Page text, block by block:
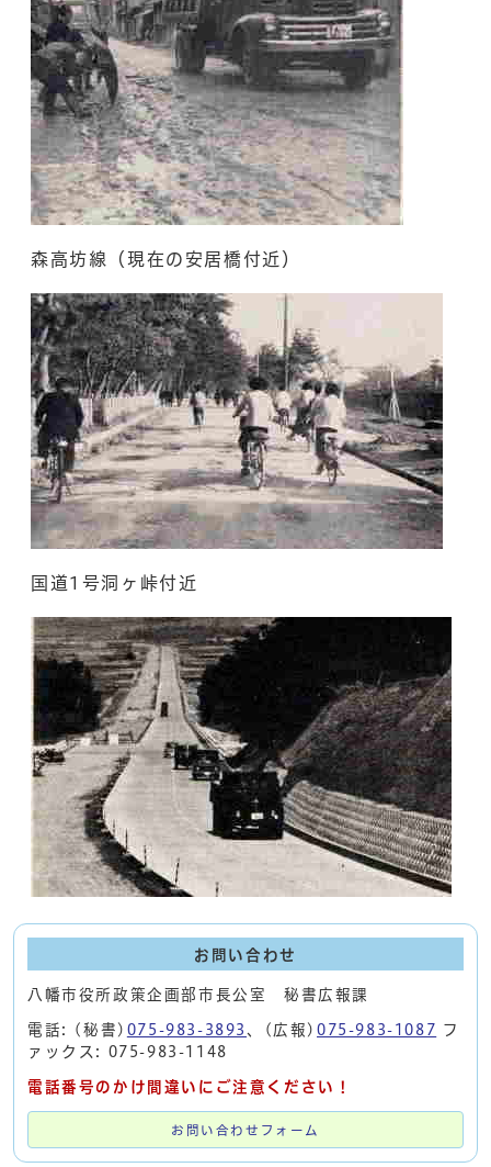
森高坊線（現在の安居橋付近）
国道1号洞ヶ峠付近
お問い合わせ
八幡市役所政策企画部市長公室 秘書広報課
電話: (秘書) 075-983-3893 、(広報)075-983-1087 フ
ァックス: 075-983-1148
電話番号のかけ間違いにご注意ください！
お問い合わせフォーム